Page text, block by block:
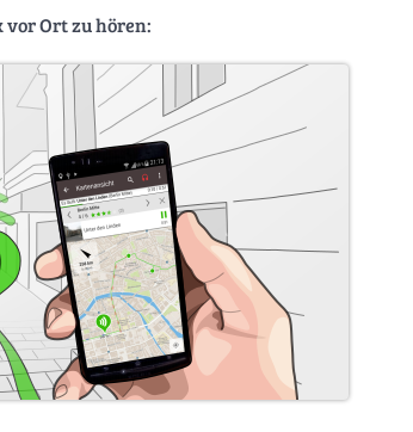
vor Ort zu hören: